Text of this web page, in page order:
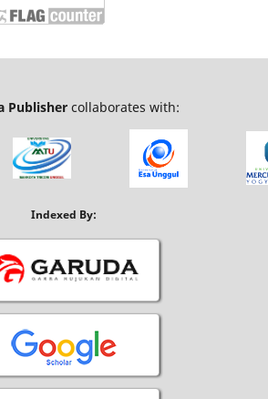
Publishercollaborates with:
Indexed By: